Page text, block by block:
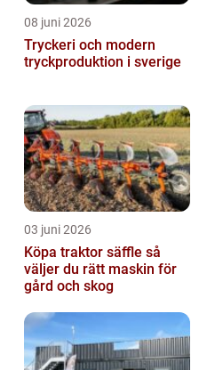
08 juni 2026
Tryckeri och modern
tryckproduktion i sverige
03 juni 2026
Köpa traktor säffle så
väljer du rätt maskin för
gård och skog